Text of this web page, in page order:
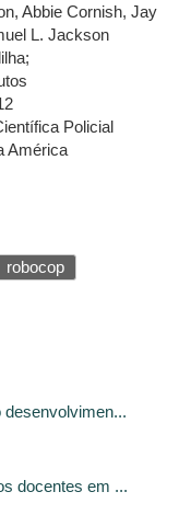
Abbie Cornish, Jay
L. Jackson
Policial
América
robocop
desenvolvimen...
docentes em ...